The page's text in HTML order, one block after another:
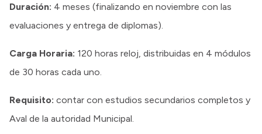
Duración: 4 meses (finalizando en noviembre con las
evaluaciones y entrega de diplomas).
Carga Horaria: 120 horas reloj, distribuidas en 4 módulos
de 30 horas cada uno.
Requisito: contar con estudios secundarios completos y
Aval de la autoridad Municipal.